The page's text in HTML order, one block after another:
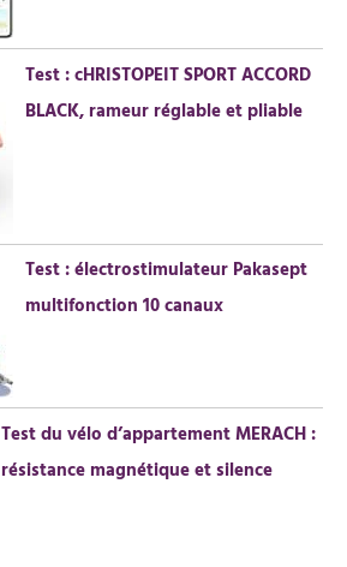
Test : cHRISTOPEIT SPORT ACCORD
BLACK, rameur réglable et pliable
Test : électrostimulateur Pakasept
multifonction 10 canaux
Test du vélo d’appartement MERACH :
résistance magnétique et silence